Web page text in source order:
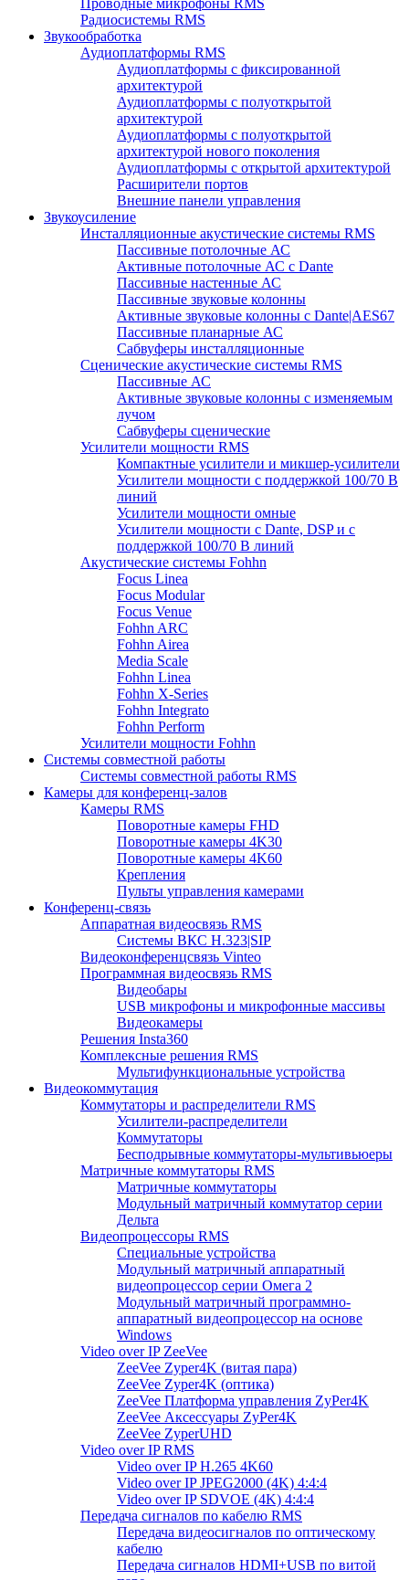
Радиосистемы RMS
Звукообработка
Аудиоплатформы RMS
Аудиоплатформы с фиксированной
архитектурой
Аудиоплатформы с полуоткрытой
архитектурой
Аудиоплатформы с полуоткрытой
архитектурой нового поколения
Аудиоплатформы с открытой архитектурой
Расширители портов
Внешние панели управления
Звукоусиление
Инсталляционные акустические системы RMS
Пассивные потолочные АС
Активные потолочные АС с Dante
Пассивные настенные АС
Пассивные звуковые колонны
Активные звуковые колонны с Dante|AES67
Пассивные планарные АС
Сабвуферы инсталляционные
Сценические акустические системы RMS
Пассивные АС
Активные звуковые колонны с изменяемым
лучом
Сабвуферы сценические
Усилители мощности RMS
Компактные усилители и микшер-усилители
Усилители мощности с поддержкой 100/70 В
линий
Усилители мощности омные
Усилители мощности с Dante, DSP и с
поддержкой 100/70 В линий
Акустические системы Fohhn
Focus Linea
Focus Modular
Focus Venue
Fohhn ARC
Fohhn Airea
Media Scale
Fohhn Linea
Fohhn X-Series
Fohhn Integrato
Fohhn Perform
Усилители мощности Fohhn
Системы совместной работы
Системы совместной работы RMS
Камеры для конференц-залов
Камеры RMS
Поворотные камеры FHD
Поворотные камеры 4K30
Поворотные камеры 4K60
Крепления
Пульты управления камерами
Конференц-связь
Аппаратная видеосвязь RMS
Системы ВКС H.323|SIP
Видеоконференцсвязь Vinteo
Программная видеосвязь RMS
Видеобары
USB микрофоны и микрофонные массивы
Видеокамеры
Решения Insta360
Комплексные решения RMS
Мультифункциональные устройства
Видеокоммутация
Коммутаторы и распределители RMS
Усилители-распределители
Коммутаторы
Бесподрывные коммутаторы-мультивьюеры
Матричные коммутаторы RMS
Матричные коммутаторы
Модульный матричный коммутатор серии
Дельта
Видеопроцессоры RMS
Специальные устройства
Модульный матричный аппаратный
видеопроцессор серии Омега 2
Модульный матричный программно-
аппаратный видеопроцессор на основе
Windows
Video over IP ZeeVee
ZeeVee Zyper4K (витая пара)
ZeeVee Zyper4K (оптика)
ZeeVee Платформа управления ZyPer4K
ZeeVee Аксессуары ZyPer4K
ZeeVee ZyperUHD
Video over IP RMS
Video over IP H.265 4K60
Video over IP JPEG2000 (4K) 4:4:4
Video over IP SDVOE (4K) 4:4:4
Передача сигналов по кабелю RMS
Передача видеосигналов по оптическому
кабелю
Передача сигналов HDMI+USB по витой